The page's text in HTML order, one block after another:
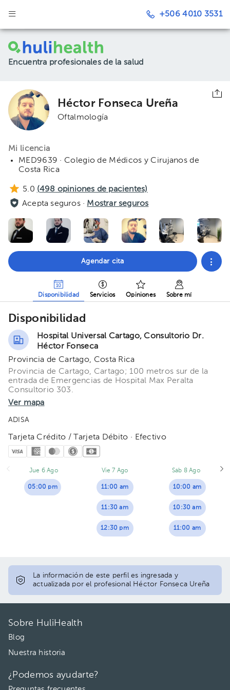
+506 4010 3531
Encuentra profesionales de la salud
Héctor Fonseca Ureña
Oftalmología
Mi licencia
MED9639 · Colegio de Médicos y Cirujanos de
Costa Rica
5.0 (498 opiniones de pacientes)
Acepta seguros · Mostrar seguros
Agendar cita
Disponibilidad Servicios Opiniones Sobre mí
Disponibilidad
Hospital Universal Cartago, Consultorio Dr.
Héctor Fonseca
Provincia de Cartago, Costa Rica
Provincia de Cartago, Cartago; 100 metros sur de la
entrada de Emergencias de Hospital Max Peralta
Consultorio 303.
Ver mapa
ADISA
Tarjeta Crédito / Tarjeta Débito · Efectivo
Jue 6 Ago
05:00 pm
Vie 7 Ago
11:00 am
11:30 am
12:30 pm
Sáb 8 Ago
10:00 am
10:30 am
11:00 am
La información de este perfil es ingresada y
actualizada por el profesional Héctor Fonseca Ureña
Sobre HuliHealth
Blog
Nuestra historia
¿Podemos ayudarte?